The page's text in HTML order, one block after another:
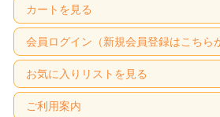
カートを見る
会員ログイン（新規会員登録はこちら
お気に入りリストを見る
ご利用案内